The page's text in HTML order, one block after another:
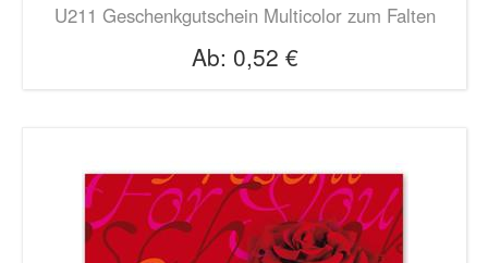
U211 Geschenkgutschein Multicolor zum Falten
Ab: 0,52 €